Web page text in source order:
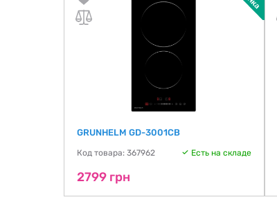
GRUNHELM GD-3001CB
Код товара: 367962 Есть на складе
2799 грн